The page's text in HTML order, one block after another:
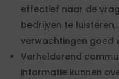
effectief naar de
bedrijven te
verwachtingen goed
Verhelderend
informatie kunnen